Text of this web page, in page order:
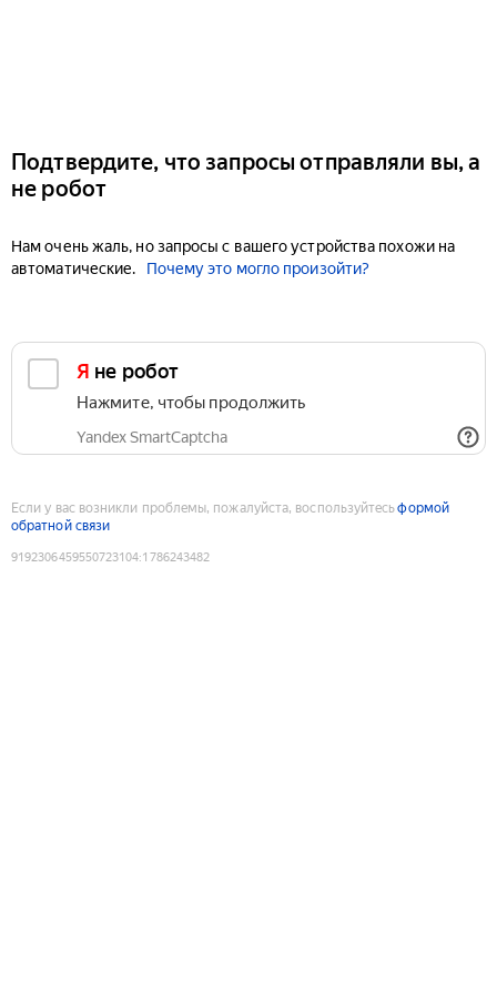
Подтвердите, что запросы отправляли вы, а
не робот
Нам очень жаль, но запросы с вашего устройства похожи на
автоматические.
Почему это могло произойти?
Я не робот
Нажмите, чтобы продолжить
Yandex SmartCaptcha
Если у вас возникли проблемы, пожалуйста, воспользуйтесьформой
обратной связи
9192306459550723104:1786243482